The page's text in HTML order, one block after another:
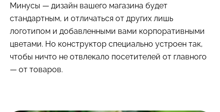
Минусы — дизайн вашего магазина будет
стандартным, и отличаться от других лишь
логотипом и добавленными вами корпоративными
цветами. Но конструктор специально устроен так,
чтобы ничто не отвлекало посетителей от главного
— от товаров.